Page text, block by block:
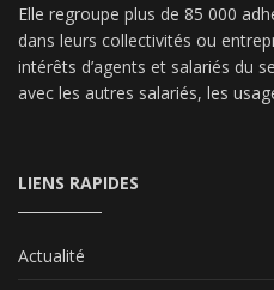
Elle regroupe plus de 85 000
dans leurs collectivités ou
intérêts d’agents et salariés du
avec les autres salariés, les
LIENS RAPIDES
Actualité